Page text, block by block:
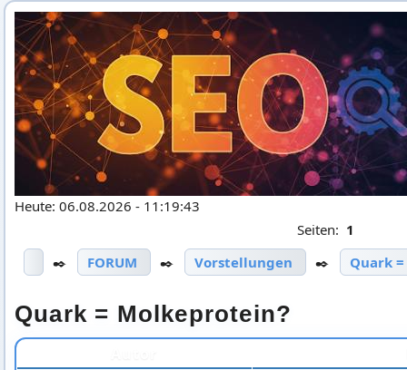
Heute: 06.08.2026 - 11:19:43
Seiten: 1
✒️
FORUM ✒️ Vorstellungen ✒️ Quark
Quark = Molkeprotein?